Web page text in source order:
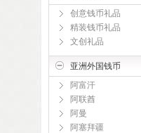
创意钱币礼品
精装钱币礼品
文创礼品
亚洲外国钱币
阿富汗
阿联酋
阿曼
阿塞拜疆